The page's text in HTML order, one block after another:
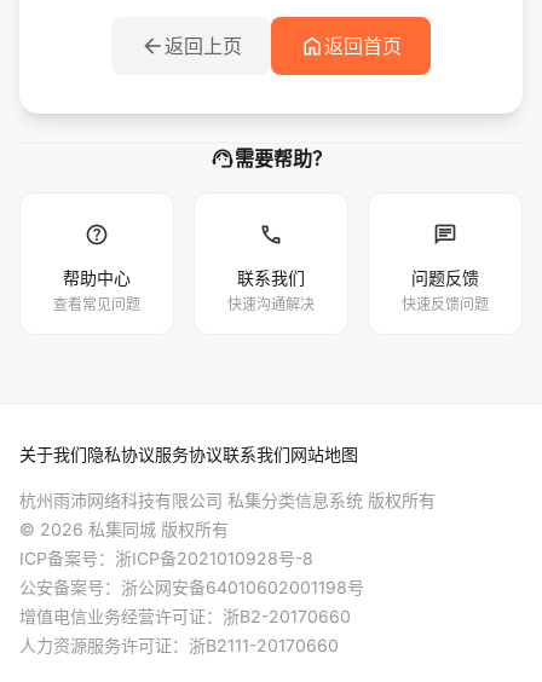
arrow_back返回上页 home返回首页
support_agent需要帮助？
help
帮助中心
查看常见问题
phone
联系我们
快速沟通解决
chat
问题反馈
快速反馈问题
关于我们隐私协议服务协议联系我们网站地图
杭州雨沛网络科技有限公司 私集分类信息系统 版权所有
© 2026 私集同城 版权所有
ICP备案号： 浙ICP备2021010928号-8
公安备案号： 浙公网安备64010602001198号
增值电信业务经营许可证：浙B2-20170660
人力资源服务许可证：浙B2111-20170660